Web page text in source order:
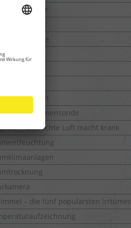
Messgeräte
Neutronensonde
– Schlechte Luft macht krank
– die fünf populärsten Irrtümer